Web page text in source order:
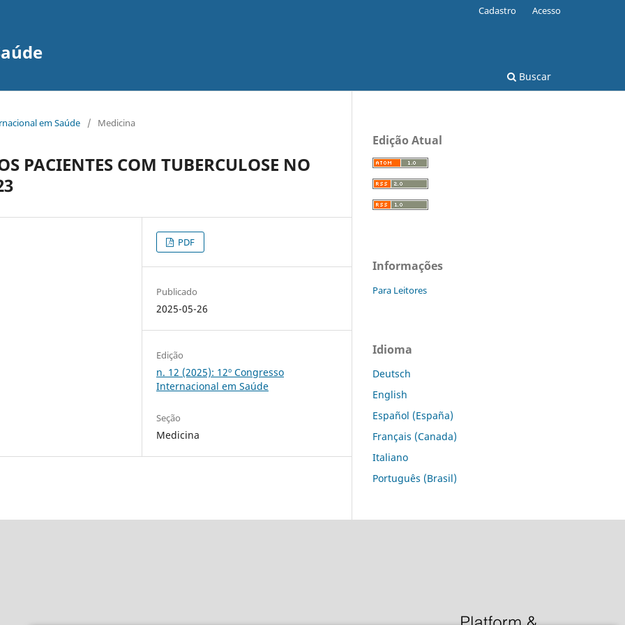
Buscar
Cadastro Acesso
em Saúde / Medicina
PACIENTES COM TUBERCULOSE NO
PDF
Publicado
2025-05-26
Edição
n. 12 (2025): 12º Congresso
Internacional em Saúde
Seção
Medicina
Edição Atual
Informações
Para Leitores
Idioma
Deutsch
English
Español (España)
Français (Canada)
Italiano
Português (Brasil)